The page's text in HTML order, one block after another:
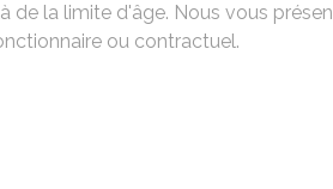
la limite d'âge. Nous vous
ou contractuel.